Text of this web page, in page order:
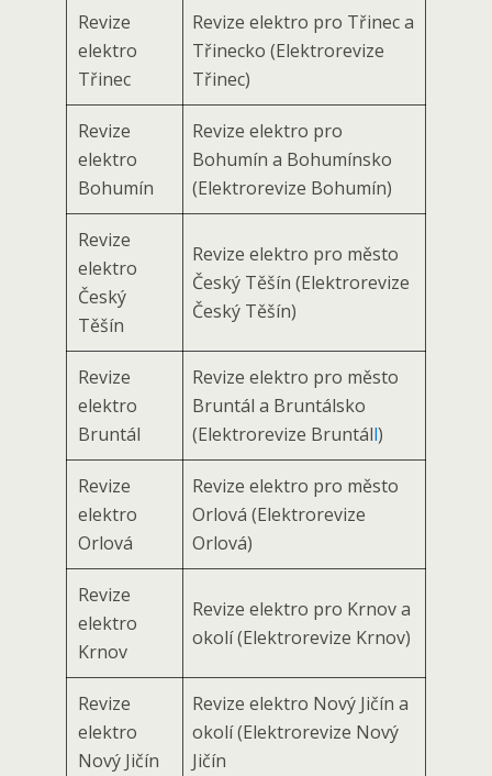
Revize
elektro
Třinec
Revize elektro pro Třinec a
Třinecko (Elektrorevize
Třinec)
Revize
elektro
Bohumín
Revize elektro pro
Bohumín a Bohumínsko
(Elektrorevize Bohumín)
Revize
elektro
Český
Těšín
Revize elektro pro město
Český Těšín (Elektrorevize
Český Těšín)
Revize
elektro
Bruntál
Revize elektro pro město
Bruntál a Bruntálsko
(Elektrorevize Bruntáll)
Revize
elektro
Orlová
Revize elektro pro město
Orlová (Elektrorevize
Orlová)
Revize
elektro
Krnov
Revize elektro pro Krnov a
okolí (Elektrorevize Krnov)
Revize
elektro
Nový Jičín
Revize elektro Nový Jičín a
okolí (Elektrorevize Nový
Jičín